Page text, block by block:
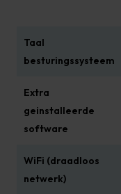
Taal
besturingssysteem
Extra
geinstalleerde
software
WiFi (draadloos
netwerk)